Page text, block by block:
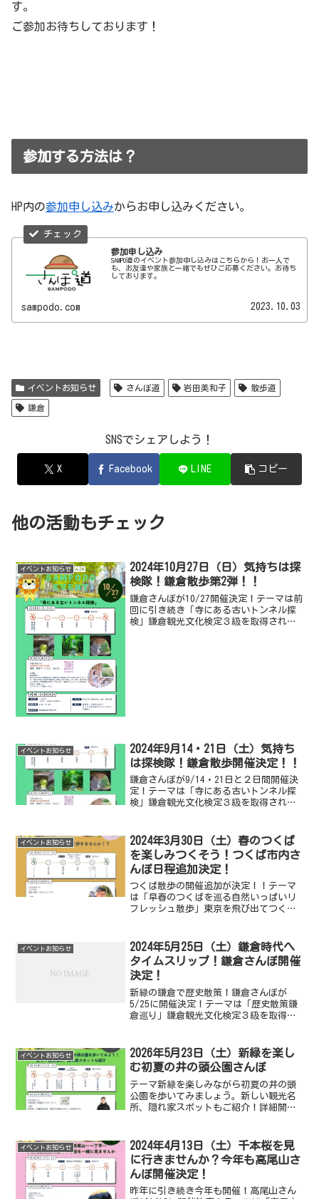
す。
ご参加お待ちしております！
参加する方法は？
HP内の参加申し込みからお申し込みください。
参加申し込み
SAMPO道のイベント参加申し込みはこちらから！お一人で
も、お友達や家族と一緒でもぜひご応募ください。お待ち
しております。
sampodo.com 2023.10.03
イベントお知らせ さんぽ道 岩田美和子 散歩道
鎌倉
SNSでシェアしよう！
X Facebook LINE コピー
他の活動もチェック
イベントお知らせ
2024年10月27日（日）気持ちは探
検隊！鎌倉散歩第2弾！！
鎌倉さんぽが10/27開催決定！テーマは前
回に引き続き「寺にある古いトンネル探
検」鎌倉観光文化検定３級を取得されて
イベントお知らせ
2024年9月14・21日（土）気持ち
は探検隊！鎌倉散歩開催決定！！
鎌倉さんぽが9/14・21日と２日間開催決
定！テーマは「寺にある古いトンネル探
検」鎌倉観光文化検定３級を取得されて
みのページより。ぜひご参加をお待ちし
ています。
イベントお知らせ
2024年3月30日（土）春のつくば
を楽しみつくそう！つくば市内さ
んぽ日程追加決定！
つくば散歩の開催追加が決定！！テーマ
は「早春のつくばを巡る自然いっぱいリ
フレッシュ散歩」東京を飛び出てつくば
は申し込みのページより。ぜひご参加を
お待ちしています。
イベントお知らせ
2024年5月25日（土）鎌倉時代へ
タイムスリップ！鎌倉さんぽ開催
決定！
新緑の鎌倉で歴史散策！鎌倉さんぽが
5/25に開催決定！テーマは「歴史散策鎌
倉巡り」鎌倉観光文化検定３級を取得さ
は申し込みのページより。ぜひご参加を
お待ちしています。
イベントお知らせ
2026年5月23日（土）新緑を楽し
む初夏の井の頭公園さんぽ
テーマ新緑を楽しみながら初夏の井の頭
公園を歩いてみましょう。新しい観光名
所、隠れ家スポットもご紹介！詳細開催
札前参加費：一人1,000円(入館料+食事
代...
イベントお知らせ
2024年4月13日（土）千本桜を見
に行きませんか？今年も高尾山さ
んぽ開催決定！
昨年に引き続き今年も開催！高尾山さん